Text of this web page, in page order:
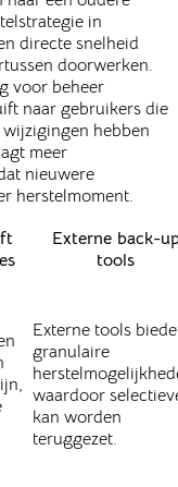
in
directe snelheid
doorwerken.
voor beheer
naar gebruikers die
hebben
meer
nieuwere
herstelmoment.
Externe back-
tools
Externe tools
granulaire
waardoor
kan worden
teruggezet.